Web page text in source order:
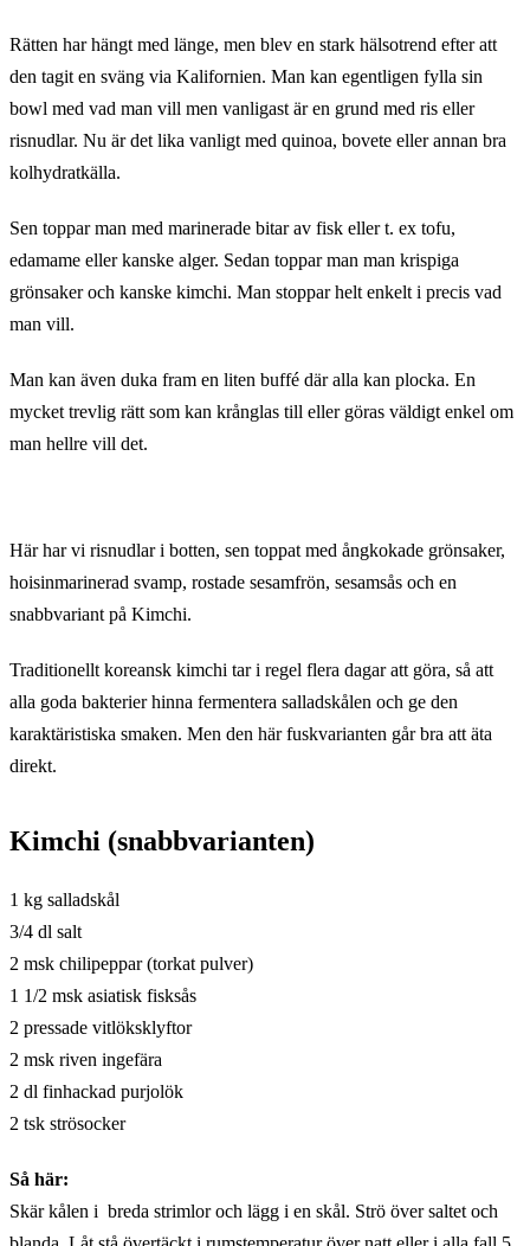
Rätten har hängt med länge, men blev en stark hälsotrend efter att
den tagit en sväng via Kalifornien. Man kan egentligen fylla sin
bowl med vad man vill men vanligast är en grund med ris eller
risnudlar. Nu är det lika vanligt med quinoa, bovete eller annan bra
kolhydratkälla.
Sen toppar man med marinerade bitar av fisk eller t. ex tofu,
edamame eller kanske alger. Sedan toppar man man krispiga
grönsaker och kanske kimchi. Man stoppar helt enkelt i precis vad
man vill.
Man kan även duka fram en liten buffé där alla kan plocka. En
mycket trevlig rätt som kan krånglas till eller göras väldigt enkel om
man hellre vill det.
Här har vi risnudlar i botten, sen toppat med ångkokade grönsaker,
hoisinmarinerad svamp, rostade sesamfrön, sesamsås och en
snabbvariant på Kimchi.
Traditionellt koreansk kimchi tar i regel flera dagar att göra, så att
alla goda bakterier hinna fermentera salladskålen och ge den
karaktäristiska smaken. Men den här fuskvarianten går bra att äta
direkt.
Kimchi (snabbvarianten)
1 kg salladskål
3/4 dl salt
2 msk chilipeppar (torkat pulver)
1 1/2 msk asiatisk fisksås
2 pressade vitlöksklyftor
2 msk riven ingefära
2 dl finhackad purjolök
2 tsk strösocker
Så här:
Skär kålen i breda strimlor och lägg i en skål. Strö över saltet och